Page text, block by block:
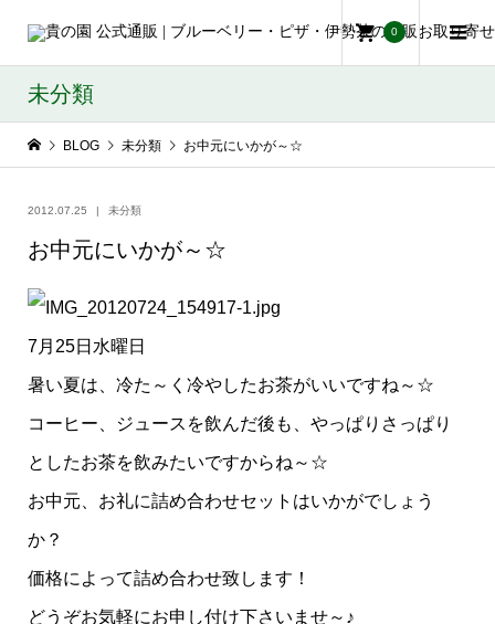
0
未分類
BLOG 未分類 お中元にいかが～☆
2012.07.25 未分類
お中元にいかが～☆
7月25日水曜日
暑い夏は、冷た～く冷やしたお茶がいいですね～☆
コーヒー、ジュースを飲んだ後も、やっぱりさっぱり
としたお茶を飲みたいですからね～☆
お中元、お礼に詰め合わせセットはいかがでしょう
か？
価格によって詰め合わせ致します！
どうぞお気軽にお申し付け下さいませ～♪